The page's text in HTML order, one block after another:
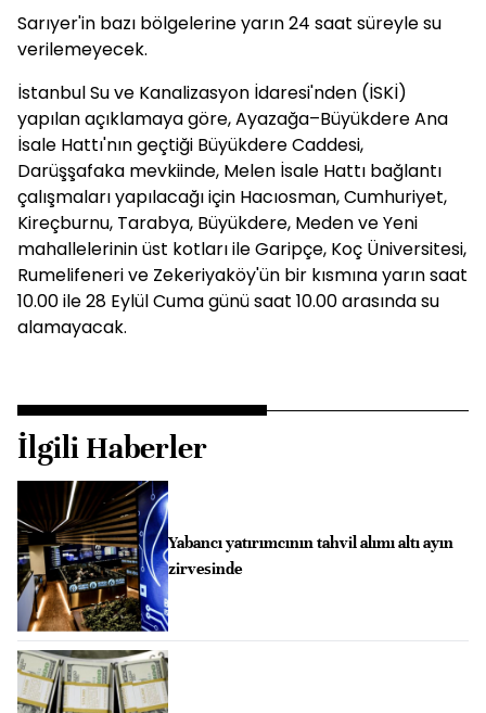
Sarıyer'in bazı bölgelerine yarın 24 saat süreyle su
verilemeyecek.
İstanbul Su ve Kanalizasyon İdaresi'nden (İSKİ)
yapılan açıklamaya göre, Ayazağa–Büyükdere Ana
İsale Hattı'nın geçtiği Büyükdere Caddesi,
Darüşşafaka mevkiinde, Melen İsale Hattı bağlantı
çalışmaları yapılacağı için Hacıosman, Cumhuriyet,
Kireçburnu, Tarabya, Büyükdere, Meden ve Yeni
mahallelerinin üst kotları ile Garipçe, Koç Üniversitesi,
Rumelifeneri ve Zekeriyaköy'ün bir kısmına yarın saat
10.00 ile 28 Eylül Cuma günü saat 10.00 arasında su
alamayacak.
İlgili Haberler
Yabancı yatırımcının tahvil alımı altı ayın
zirvesinde